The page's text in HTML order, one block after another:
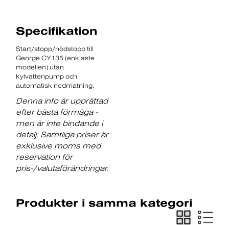
Specifikation
Start/stopp/nödstopp till
George CY135 (enklaste
modellen) utan
kylvattenpump och
automatisk nedmatning.
Denna info är upprättad
efter bästa förmåga -
men är inte bindande i
detalj. Samtliga priser är
exklusive moms med
reservation för
pris-/valutaförändringar.
Produkter i samma kategori